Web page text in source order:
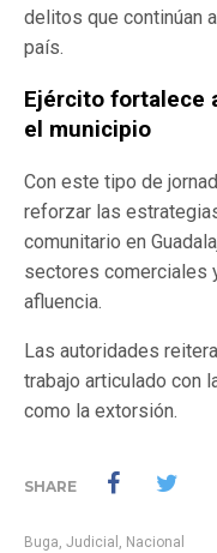
delitos que continúan
país.
Ejército fortalece
el municipio
Con este tipo de
reforzar las
comunitario en
sectores comerciales
afluencia.
Las autoridades
trabajo articulado con
como la extorsión.
SHARE
Buga, Judicial , Nacional